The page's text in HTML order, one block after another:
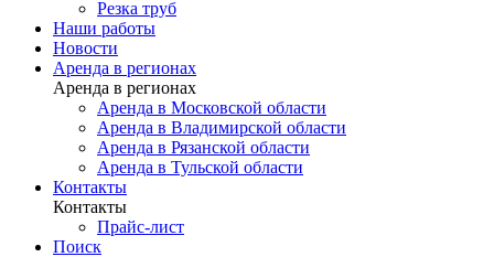
Резка труб
Наши работы
Новости
Аренда в регионах
Аренда в регионах
Аренда в Московской области
Аренда в Владимирской области
Аренда в Рязанской области
Аренда в Тульской области
Контакты
Контакты
Прайс-лист
Поиск